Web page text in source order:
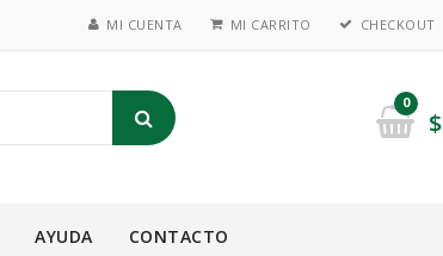
MI CUENTA MI CARRITO CHECKOUT
0
$
AYUDA CONTACTO